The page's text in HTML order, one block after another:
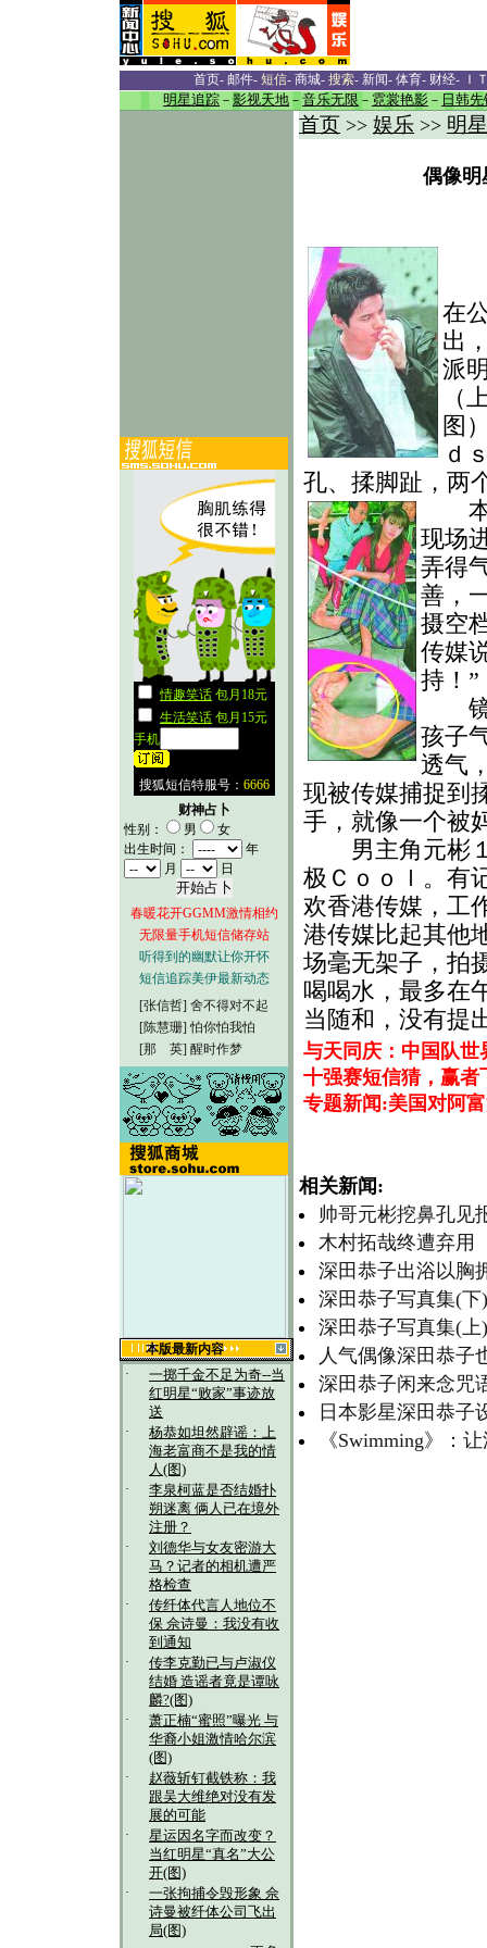
首页- 邮件- 短信- 商城- 搜索- 新闻- 体育- 财经- Ｉ
明星追踪 － 影视天地 － 音乐无限 － 霓裳艳影 － 日韩先
财神占卜
性别：
男
女
出生时间：
年
月
日
春暖花开GGMM激情相约
无限量手机短信储存站
听得到的幽默让你开怀
短信追踪美伊最新动态
[张信哲] 舍不得对不起
[陈慧珊] 怕你怕我怕
[那 英] 醒时作梦
本版最新内容
·
一掷千金不足为奇--当
红明星“败家”事迹放
送
·
杨恭如坦然辟谣：上
海老富商不是我的情
人(图)
·
李泉柯蓝是否结婚扑
朔迷离 俩人已在境外
注册？
·
刘德华与女友密游大
马？记者的相机遭严
格检查
·
传纤体代言人地位不
保 佘诗曼：我没有收
到通知
·
传李克勤已与卢淑仪
结婚 造谣者竟是谭咏
麟?(图)
·
萧正楠“蜜照”曝光 与
华裔小姐激情哈尔滨
(图)
·
赵薇斩钉截铁称：我
跟吴大维绝对没有发
展的可能
·
星运因名字而改变？
当红明星“真名”大公
开(图)
·
一张拘捕令毁形象 佘
诗曼被纤体公司飞出
局(图)
首页 >> 娱乐 >> 明
偶像
在
出
派
（
图
ｄ
孔、揉脚趾，两
本
现场
弄得
善，
摄空
传媒
持！”
镜
孩子
透气
现被传媒捕捉到
手，就像一个被
男主角元彬１
极Ｃｏｏｌ。有
欢香港传媒，工
港传媒比起其他
场毫无架子，拍
喝喝水，最多在
当随和，没有提
与天同庆：中国队
十强赛短信猜，赢
专题新闻:美国对阿
相关新闻:
帅哥元彬挖鼻孔见
木村拓哉终遭弃
深田恭子出浴以胸
深田恭子写真集(下)
深田恭子写真集(上)
人气偶像深田恭子
深田恭子闲来念咒
日本影星深田恭子
《Swimming》：